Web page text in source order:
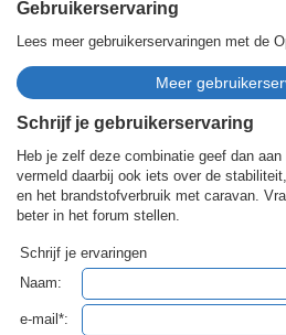
Gebruikerservaring
Lees meer gebruikerservaringen met de
Schrijf je gebruikerservaring
Heb je zelf deze combinatie geef dan
vermeld daarbij ook iets over de
en het brandstofverbruik met caravan.
beter in het forum stellen.
Schrijf je ervaringen
Naam:
e-mail*: